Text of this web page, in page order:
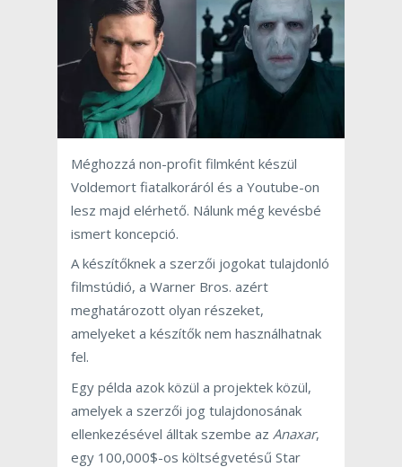
Méghozzá non-profit filmként készül
Voldemort fiatalkoráról és a Youtube-on
lesz majd elérhető. Nálunk még kevésbé
ismert koncepció.
A készítőknek a szerzői jogokat tulajdonló
filmstúdió, a Warner Bros. azért
meghatározott olyan részeket,
amelyeket a készítők nem használhatnak
fel.
Egy példa azok közül a projektek közül,
amelyek a szerzői jog tulajdonosának
ellenkezésével álltak szembe az Anaxar,
egy 100,000$-os költségvetésű Star